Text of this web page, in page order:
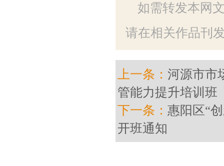
如需转发本网
请在相关作品刊
上一条： 河源市市
管能力提升培训班
下一条： 惠阳区“
开班通知